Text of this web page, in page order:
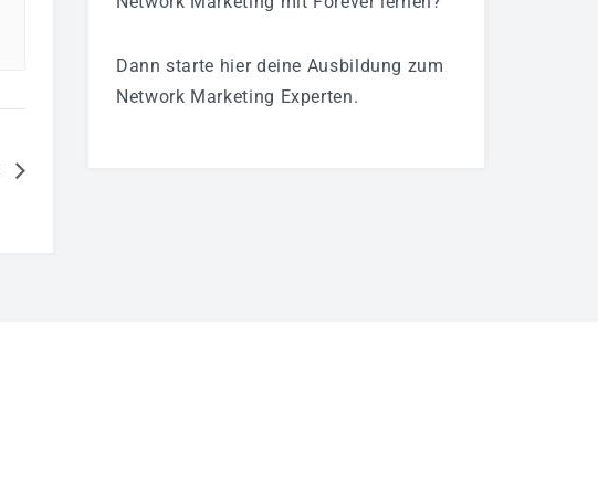
Dann starte hier deine Ausbildung zum
Network Marketing Experten.